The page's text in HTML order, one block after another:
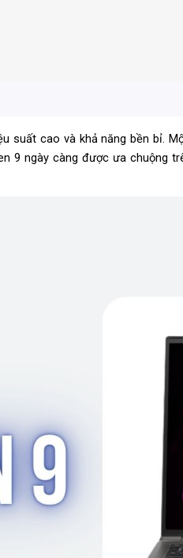
suất cao và khả năng bền bỉ.
9 ngày càng được ưa chuộng